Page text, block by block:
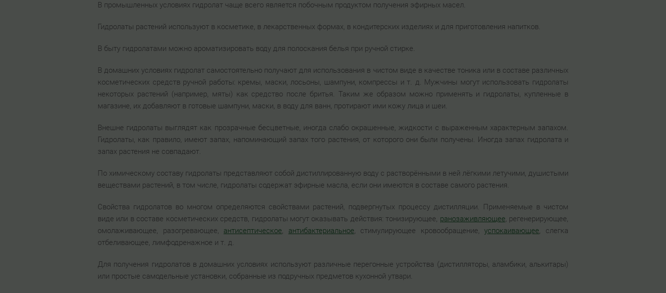
В промышленных условиях гидролат чаще всего является побочным продуктом получения эфирных масел.
Гидролаты растений используют в косметике, в лекарственных формах, в кондитерских изделиях и для приготовления напитков.
В быту гидролатами можно ароматизировать воду для полоскания белья при ручной стирке.
В домашних условиях гидролат самостоятельно получают для использования в чистом виде в качестве тоника или в составе различных
косметических средств ручной работы: кремы, маски, лосьоны, шампуни, компрессы и т. д. Мужчины могут использовать гидролаты
некоторых растений (например, мяты) как средство после бритья. Таким же образом можно применять и гидролаты, купленные в
магазине, их добавляют в готовые шампуни, маски, в воду для ванн, протирают ими кожу лица и шеи.
Внешне гидролаты выглядят как прозрачные бесцветные, иногда слабо окрашенные, жидкости с выраженным характерным запахом.
Гидролаты, как правило, имеют запах, напоминающий запах того растения, от которого они были получены. Иногда запах гидролата и
запах растения не совпадают.
По химическому составу гидролаты представляют собой дистиллированную воду с растворёнными в ней лёгкими летучими, душистыми
веществами растений, в том числе, гидролаты содержат эфирные масла, если они имеются в составе самого растения.
Свойства гидролатов во многом определяются свойствами растений, подвергнутых процессу дистилляции. Применяемые в чистом
виде или в составе косметических средств, гидролаты могут оказывать действия: тонизирующее, ранозаживляющее, регенерирующее,
омолаживающее, разогревающее, антисептическое, антибактериальное, стимулирующее кровообращение,успокаивающее, слегка
отбеливающее, лимфодренажное и т. д.
Для получения гидролатов в домашних условиях используют различные перегонные устройства (дистилляторы, аламбики, алькитары)
или простые самодельные установки, собранные из подручных предметов кухонной утвари.